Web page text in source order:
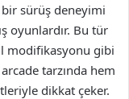
sürüş deneyimi
oyunlardır. Bu tür
modifikasyonu gibi
tarzında hem
dikkat çeker.